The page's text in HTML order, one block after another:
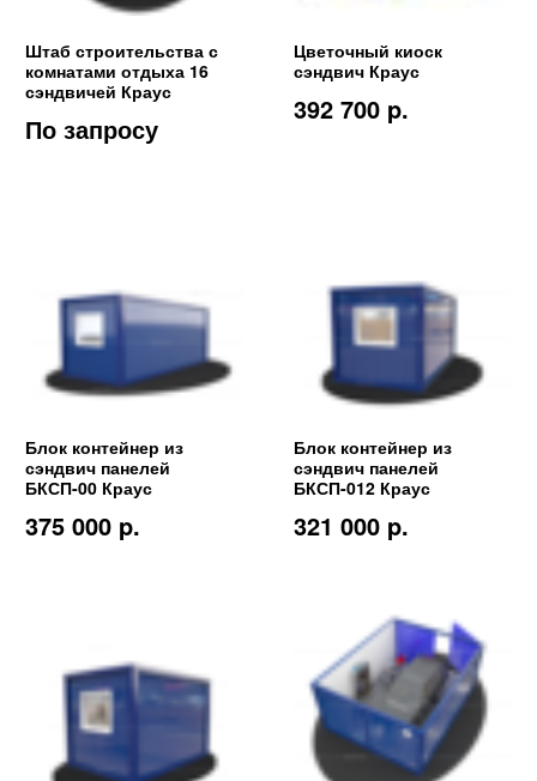
Штаб строительства с
комнатами отдыха 16
сэндвичей Краус
По запросу
Цветочный киоск
сэндвич Краус
392 700 p.
Блок контейнер из
сэндвич панелей
БКСП-00 Краус
375 000 p.
Блок контейнер из
сэндвич панелей
БКСП-012 Краус
321 000 p.